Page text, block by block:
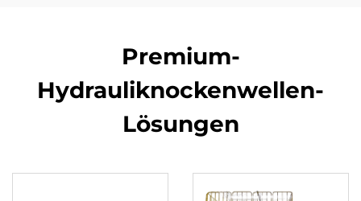
Premium-
Hydrauliknockenwellen-
Lösungen